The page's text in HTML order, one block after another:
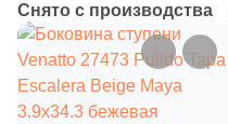
Снято с производства